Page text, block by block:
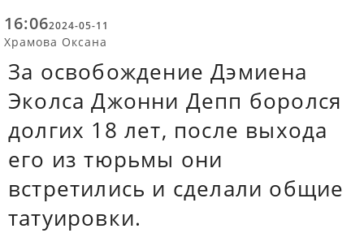
16:062024-05-11
Храмова Оксана
За освобождение Дэмиена
Эколса Джонни Депп боролся
долгих 18 лет, после выхода
его из тюрьмы они
встретились и сделали общие
татуировки.